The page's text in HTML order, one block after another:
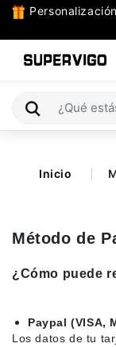
TODAS
LAS
CATEGORIAS
Retro
Serie A
Inicio
Método de
¿Cómo puede
Paypal (VISA,
Los datos de tu